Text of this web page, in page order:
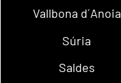
Vallbona d´Anoia
Súria
Saldes